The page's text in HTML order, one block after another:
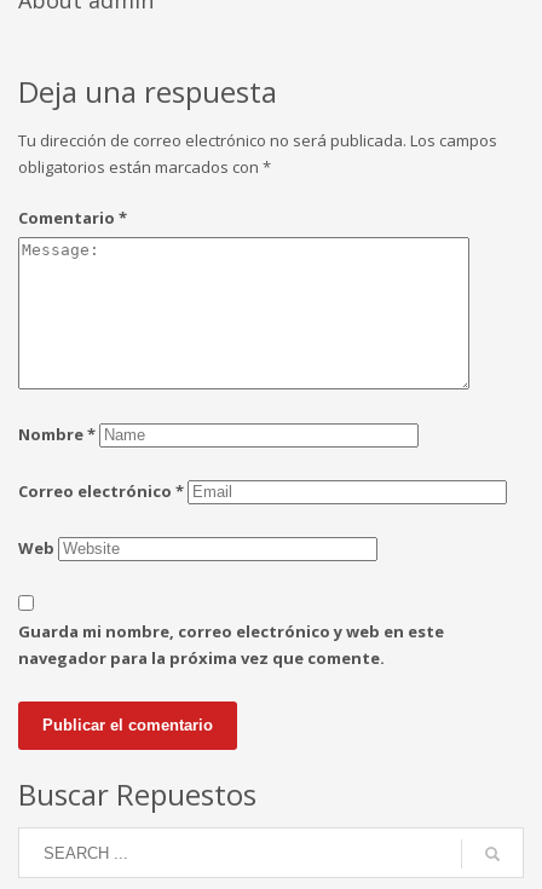
Deja una respuesta
Tu dirección de correo electrónico no será publicada. Los campos
obligatorios están marcados con *
Comentario *
Nombre*
Correo electrónico *
Web
Guarda mi nombre, correo electrónico y web en este
navegador para la próxima vez que comente.
Buscar Repuestos